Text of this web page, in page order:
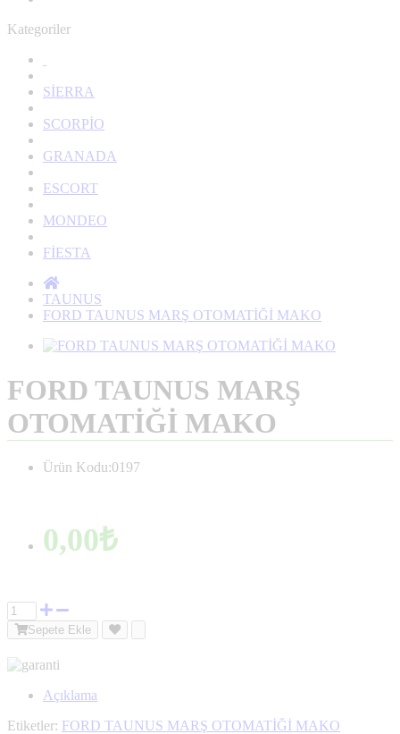
Kategoriler
SİERRA
SCORPİO
GRANADA
ESCORT
MONDEO
FİESTA
TAUNUS
FORD TAUNUS MARŞ OTOMATİĞİ MAKO
FORD TAUNUS MARŞ
OTOMATİĞİ MAKO
Ürün Kodu:0197
0,00₺
Sepete Ekle
Açıklama
Etiketler: FORD TAUNUS MARŞ OTOMATİĞİ MAKO